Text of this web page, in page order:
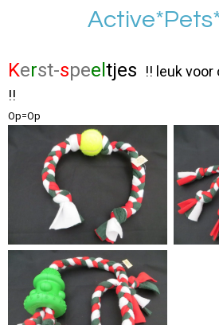
de
hoofdinhoud
Kerst-speel tjes !! leuk voor
!!
Op=Op